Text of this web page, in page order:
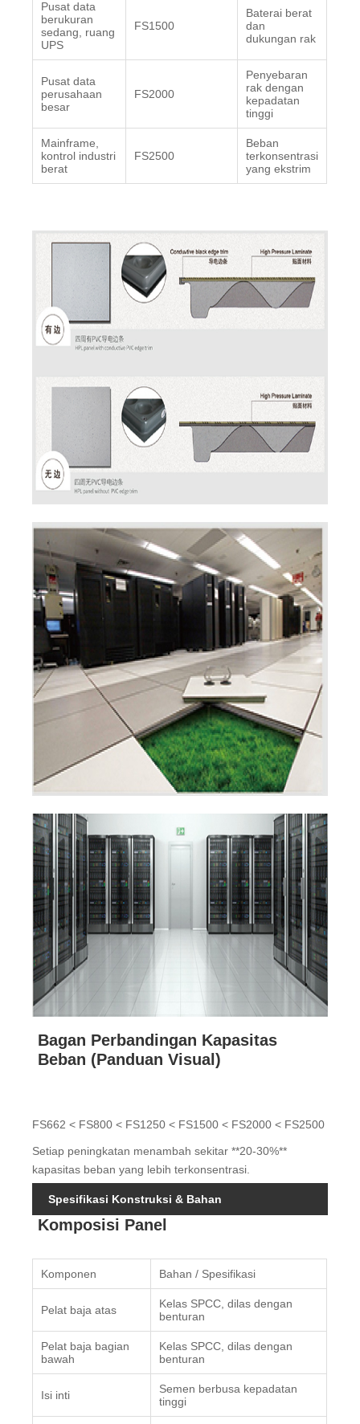
Pusat data
berukuran
sedang, ruang
UPS
FS1500
Baterai berat
dan
dukungan rak
Pusat data
perusahaan
besar
FS2000
Penyebaran
rak dengan
kepadatan
tinggi
Mainframe,
kontrol industri
berat
FS2500
Beban
terkonsentrasi
yang ekstrim
Bagan Perbandingan Kapasitas
Beban (Panduan Visual)
FS662 < FS800 < FS1250 < FS1500 < FS2000 < FS2500
Setiap peningkatan menambah sekitar **20-30%**
kapasitas beban yang lebih terkonsentrasi.
Spesifikasi Konstruksi & Bahan
Komposisi Panel
Komponen Bahan / Spesifikasi
Pelat baja atas
Kelas SPCC, dilas dengan
benturan
Pelat baja bagian
bawah
Kelas SPCC, dilas dengan
benturan
Isi inti
Semen berbusa kepadatan
tinggi